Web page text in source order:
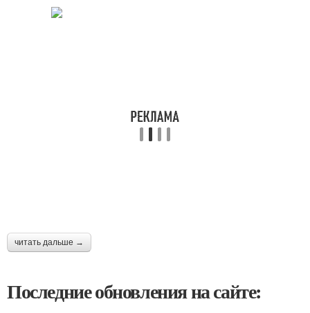
читать дальше →
Последние обновления на сайте: